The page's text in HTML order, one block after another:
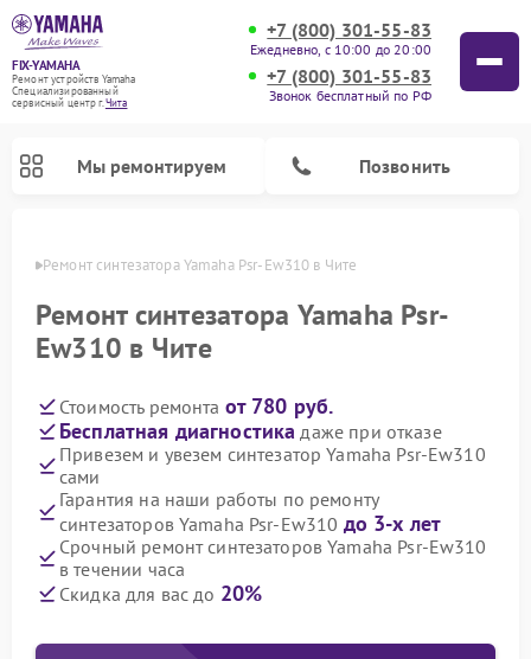
FIX-YAMAHA
Ремонт устройств Yamaha
Специализированный
cервисный центр г.Чита
+7 (800) 301-55-83
Ежедневно, с 10:00 до 20:00
+7 (800) 301-55-83
Звонок бесплатный по РФ
Мы ремонтируем Позвонить
Чите Ремонт синтезатора Yamaha Psr-Ew310 в Чите
Ремонт синтезатора Yamaha Psr-
Ew310 в Чите
Стоимость ремонта от 780 руб.
Бесплатная диагностика даже при отказе
Привезем и увезем синтезатор Yamaha Psr-Ew310
сами
Гарантия на наши работы по ремонту
синтезаторов Yamaha Psr-Ew310 до 3-х лет
Срочный ремонт синтезаторов Yamaha Psr-Ew310
в течении часа
Скидка для вас до 20%